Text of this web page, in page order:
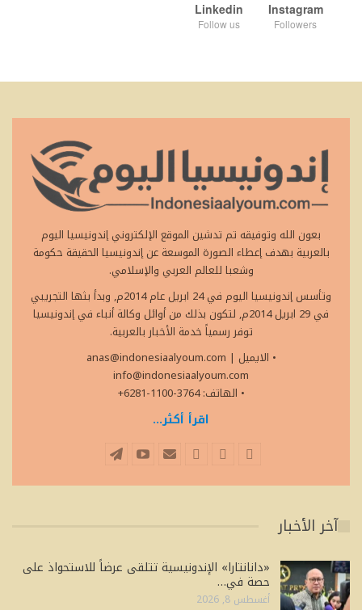
Instagram
Followers
Linkedin
Follow us
بعون الله وتوفيقه تم تدشين الموقع الإلكتروني إندونيسيا اليوم
بالعربية بهدف إعطاء الصورة الموسعة عن إندونيسيا الحقيقة حكومة
وشعبا للعالم العربي والإسلامي.
وتأسس إندونيسيا اليوم في 24 ابريل عام 2014م, وبدأ بثها التجريبي
في 29 ابريل 2014م, لتكون بذلك من أوائل وكالة أنباء في إندونيسيا
توفر رسمياً خدمة الأخبار بالعربية.
• الايميل
anas@indonesiaalyoum.com |
info@indonesiaalyoum.com
• الهاتف: 3764-1100-6281+
اقرأ أكثر...
آخر الأخبار
«دانانتارا» الإندونيسية تتلقى عرضاً للاستحواذ على
حصة في…
أغسطس 8, 2026